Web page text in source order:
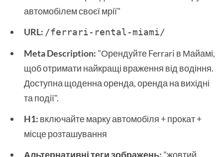
автомобілем своєї мрії"
URL: /ferrari-rental-miami/
Meta Description: "Орендуйте Ferrari в Майамі,
щоб отримати найкращі враження від водіння.
Доступна щоденна оренда, оренда на вихідні
та події".
H1: включайте марку автомобіля + прокат +
місце розташування
Альтернативні теги зображень: "жовтий